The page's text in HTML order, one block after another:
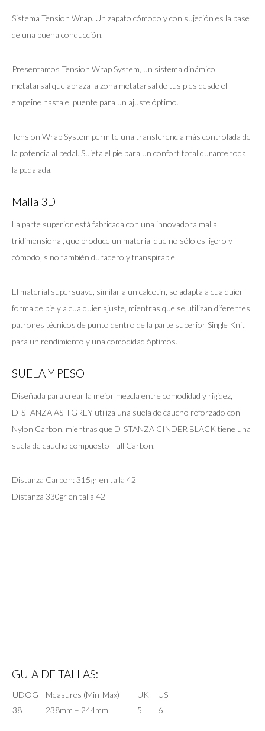
Sistema Tension Wrap. Un zapato cómodo y con sujeción es la base
de una buena conducción.
Presentamos Tension Wrap System, un sistema dinámico
metatarsal que abraza la zona metatarsal de tus pies desde el
empeine hasta el puente para un ajuste óptimo.
Tension Wrap System permite una transferencia más controlada de
la potencia al pedal. Sujeta el pie para un confort total durante toda
la pedalada.
Malla 3D
La parte superior está fabricada con una innovadora malla
tridimensional, que produce un material que no sólo es ligero y
cómodo, sino también duradero y transpirable.
El material supersuave, similar a un calcetín, se adapta a cualquier
forma de pie y a cualquier ajuste, mientras que se utilizan diferentes
patrones técnicos de punto dentro de la parte superior Single Knit
para un rendimiento y una comodidad óptimos.
SUELA Y PESO
Diseñada para crear la mejor mezcla entre comodidad y rigidez,
DISTANZA ASH GREY utiliza una suela de caucho reforzado con
Nylon Carbon, mientras que DISTANZA CINDER BLACK tiene una
suela de caucho compuesto Full Carbon.
Distanza Carbon: 315gr en talla 42
Distanza 330gr en talla 42
GUIA DE TALLAS:
UDOG Measures (Min-Max) UK
US
38
238mm – 244mm 5 6